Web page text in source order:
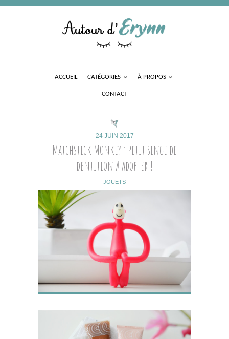
CATÉGORIES
24 JUIN 2017
Matchstick Monkey : petit singe de
dentition à adopter !
JOUETS